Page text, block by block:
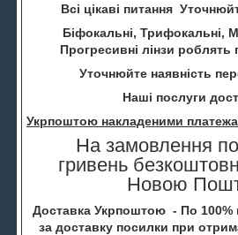
Всі цікаві питання
Біфокальні, Трифокальні,
Прогресивні лінзи роблять
Уточнюйте наявність
Наші послуги
Укрпоштою накладеними
На замовлення
гривень
Новою
Доставка Укрпоштою - По 100%
за доставку посилки при